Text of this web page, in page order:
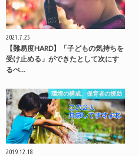
2021.7.25
【難易度HARD】「子どもの気持ちを
受け止める」ができたとして次にす
るべ…
環境の構成、保育者の援助
2019.12.18